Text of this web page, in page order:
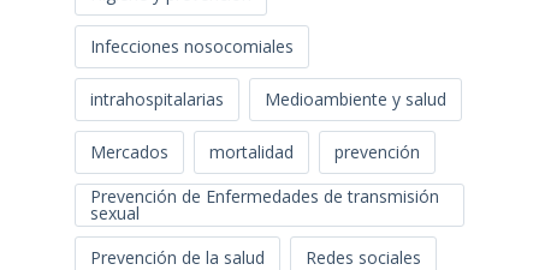
Infecciones nosocomiales
intrahospitalarias Medioambiente y salud
Mercados mortalidad
prevención
Prevención de Enfermedades de transmisión
sexual
Prevención de la salud
Redes sociales